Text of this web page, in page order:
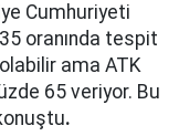
Cumhuriyeti
oranında tespit
ama ATK
65 veriyor. Bu
.